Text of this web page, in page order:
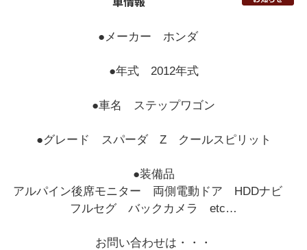
●メーカー ホンダ
●年式 2012年式
●車名 ステップワゴン
●グレード スパーダ Z クールスピリット
●装備品
アルパイン後席モニター 両側電動ドア HDDナビ
フルセグ バックカメラ etc…
お問い合わせは・・・